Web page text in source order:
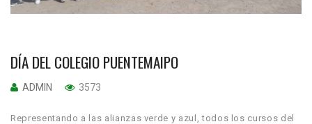
DÍA DEL COLEGIO PUENTEMAIPO
ADMIN 3573
Representando a las alianzas verde y azul, todos los cursos del